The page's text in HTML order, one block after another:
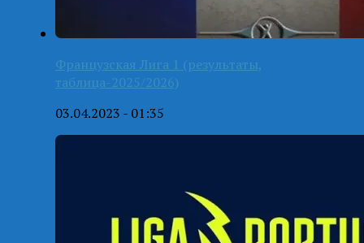
Французская Лига 1 (результаты,
таблица-2025/2026)
03.04.2023 - 01:35